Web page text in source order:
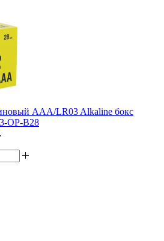
AAA/LR03 Alkaline бокс
OP-B28